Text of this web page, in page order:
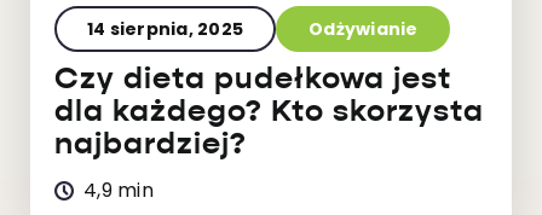
14 sierpnia, 2025 Odżywianie
Czy dieta pudełkowa jest
dla każdego? Kto skorzysta
najbardziej?
4,9 min